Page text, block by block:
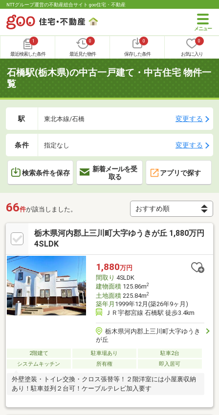
NTTグループ運営の不動産総合サイト goo住宅・不動産
1
最近検索した条件
0
最近見た物件
0
保存した条件
0
お気に入り
石橋駅(栃木県)の中古一戸建て・中古住宅 物件一
覧
駅 東北本線/石橋 変更する
条件 指定なし 変更する
検索条件を保存
新着メールを受
取る
アプリで探す
66件が該当しました。
栃木県河内郡上三川町大字ゆうきが丘 1,880万円
4SLDK
1,880万円
間取り 4SLDK
建物面積125.86m2
土地面積225.84m2
築年月 1999年12月(築26年9ヶ月)
ＪＲ宇都宮線 石橋駅 徒歩3.4km
栃木県河内郡上三川町大字ゆうき
が丘
2階建て 駐車場あり
駐車2台
システムキッチン
所有権 即入居可
外壁塗装・トイレ交換・クロス張替等！２階洋室には小屋裏収納
あり！駐車並列２台可！ケーブルテレビ加入要す